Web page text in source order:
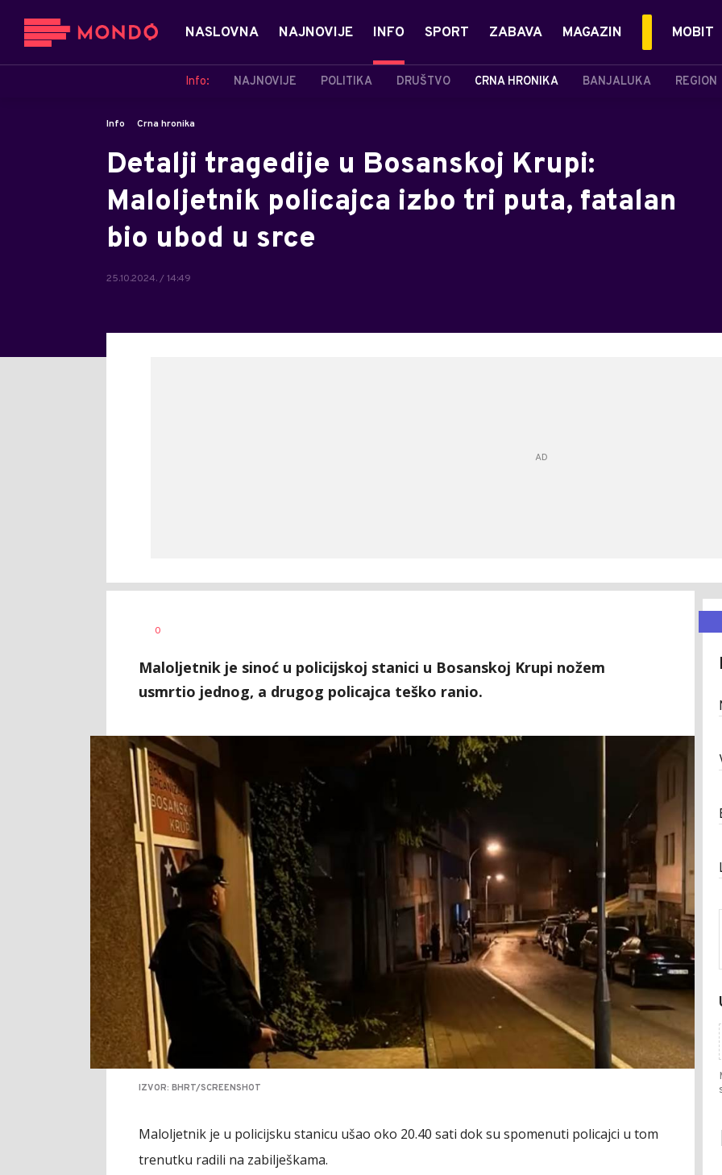
NASLOVNA NAJNOVIJE INFO
Info: NAJNOVIJE POLITIKA DRUŠTVO CRNA HRONIKA BANJALUKA REGION
SPORT ZABAVA MAGAZIN MOBIT
Info Crna hronika
Detalji tragedije u Bosanskoj Krupi:
Maloljetnik policajca izbo tri puta, fatalan
bio ubod u srce
25.10.2024. / 14:49
AUTOR
0
Maloljetnik je sinoć u policijskoj stanici u Bosanskoj Krupi nožem
usmrtio jednog, a drugog policajca teško ranio.
IZVOR: BHRT/SCREENSHOT
Maloljetnik je u policijsku stanicu ušao oko 20.40 sati dok su spomenuti policajci u tom
trenutku radili na zabilješkama.